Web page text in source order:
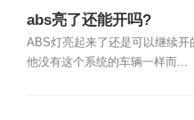
abs亮了还能开吗?
ABS灯亮起来了还是可以继续开
他没有这个系统的车辆一样而...